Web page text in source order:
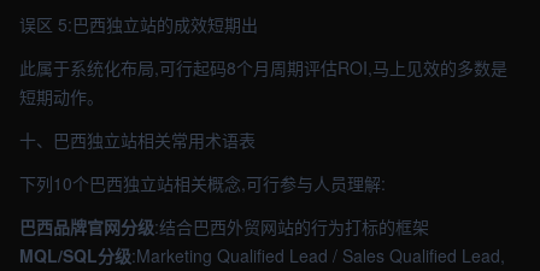
误区 5:巴西独立站的成效短期出
此属于系统化布局,可行起码8个月周期评估ROI,马上见效的多数是
短期动作。
十、巴西独立站相关常用术语表
下列10个巴西独立站相关概念,可行参与人员理解:
巴西品牌官网分级:结合巴西外贸网站的行为打标的框架
MQL/SQL分级:Marketing Qualified Lead / Sales Qualified Lead,